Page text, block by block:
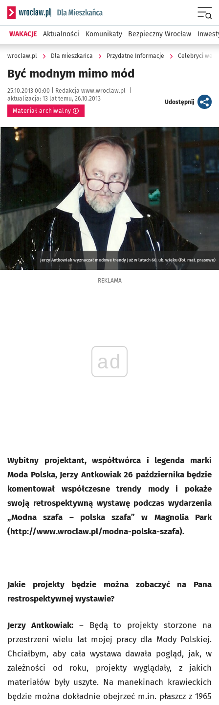
Serwis informacyjny wroclaw.pl podserwis: Dla mieszkańca
WAKACJE Aktualności Komunikaty Bezpieczny Wrocław
wroclaw.pl Dla mieszkańca Przydatne Informacje Celebryci we
Być modnym mimo mód
Data publikacji:
25.10.2013 00:00 | Autor:
Redakcja www.wroclaw.pl
aktualizacja: 13 lat temu, 26.10.2013
Materiał archiwalny
Udostępnijartykuł
Kliknij, aby powiększyć
Jerzy Antkowiak wyznaczał modowe trendy już w latach 60. ub. wieku (fot. mat. prasowe)
REKLAMA
ad
Wybitny projektant, współtwórca i legenda marki
Moda Polska, Jerzy Antkowiak 26 października będzie
komentował współczesne trendy mody i pokaże
swoją retrospektywną wystawę podczas wydarzenia
„Modna szafa – polska szafa” w Magnolia Park
(http://www.wroclaw.pl/modna-polska-szafa).
Jakie projekty będzie można zobaczyć na Pana
restrospektywnej wystawie?
Jerzy Antkowiak:– Będą to projekty storzone na
przestrzeni wielu lat mojej pracy dla Mody Polskiej.
Chciałbym, aby cała wystawa dawała pogląd, jak, w
zależności od roku, projekty wyglądały, z jakich
materiałów były uszyte. Na manekinach krawieckich
będzie można dokładnie obejrzeć m.in. płaszcz z 1965